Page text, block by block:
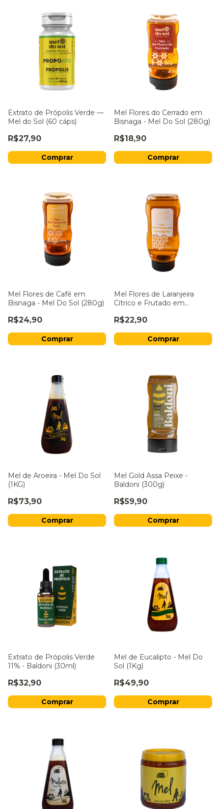
Extrato de Própolis Verde —
Mel do Sol (60 cáps)
R$27,90
Mel Flores do Cerrado em
Bisnaga - Mel Do Sol (280g)
R$18,90
Mel Flores de Café em
Bisnaga - Mel Do Sol (280g)
R$24,90
Mel Flores de Laranjeira
Cítrico e Frutado em
R$22,90
Mel de Aroeira - Mel Do Sol
(1KG)
R$73,90
Mel Gold Assa Peixe -
Baldoni (300g)
R$59,90
Extrato de Própolis Verde
11% - Baldoni (30ml)
R$32,90
Mel de Eucalipto - Mel Do
Sol (1Kg)
R$49,90